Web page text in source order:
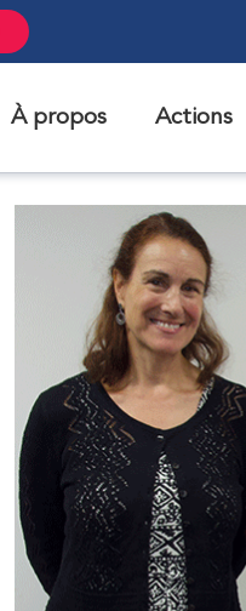
À propos Actions